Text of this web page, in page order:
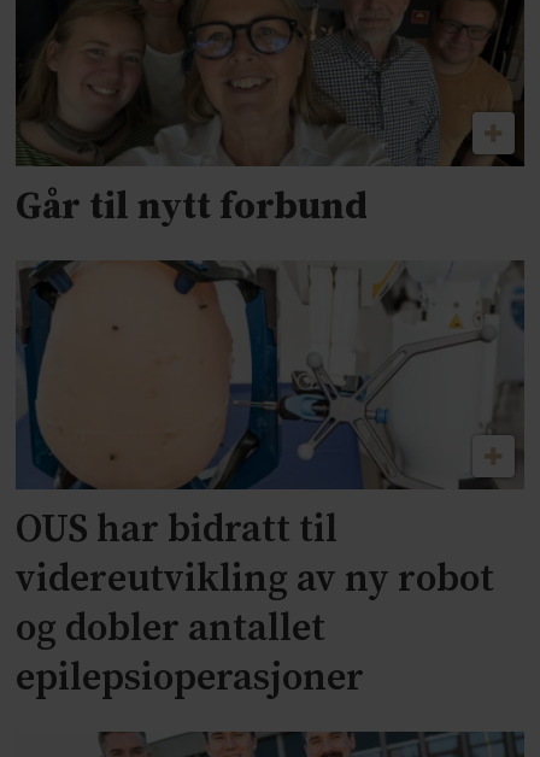
Går til nytt forbund
OUS har bidratt til
videreutvikling av ny robot
og dobler antallet
epilepsioperasjoner